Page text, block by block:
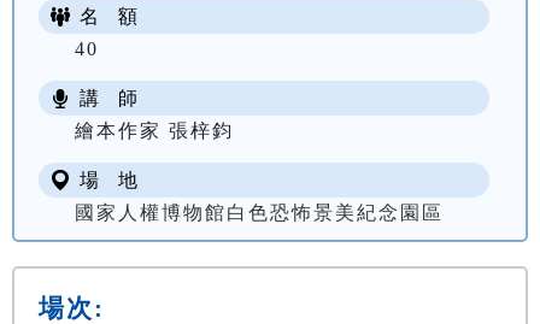
名 額
40
講 師
繪本作家 張梓鈞
場 地
國家人權博物館白色恐怖景美紀念園區
場次: